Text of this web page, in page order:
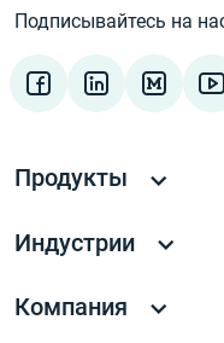
Подписывайтесь на
Продукты
Индустрии
Компания